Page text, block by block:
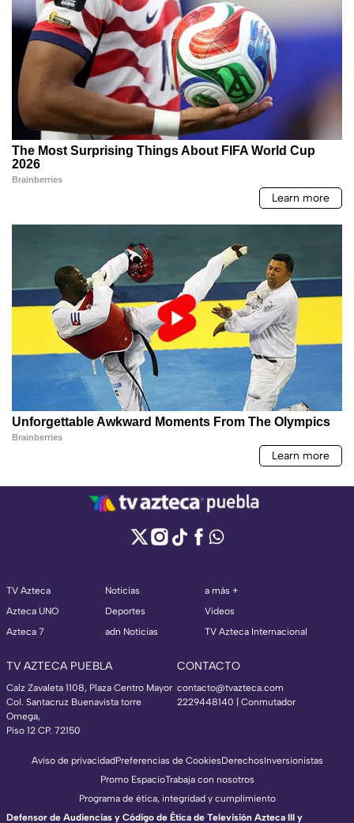
TV Azteca
Azteca UNO
Azteca 7
Noticias
Deportes
adn Noticias
a más +
Videos
TV Azteca Internacional
TV AZTECA PUEBLA
Calz Zavaleta 1108, Plaza Centro Mayor
Col. Santacruz Buenavista torre
Omega,
Piso 12 CP. 72150
CONTACTO
contacto@tvazteca.com
2229448140 | Conmutador
Aviso de privacidadPreferencias de CookiesDerechosInversionistas
Promo EspacioTrabaja con nosotros
Programa de ética, integridad y cumplimiento
Defensor de Audiencias y Código de Ética de Televisión Azteca III y